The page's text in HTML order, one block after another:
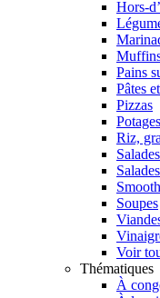
Hors-
Pains
Pâtes
Pizzas
Riz,
Soupes
Voir
Thématiques
À